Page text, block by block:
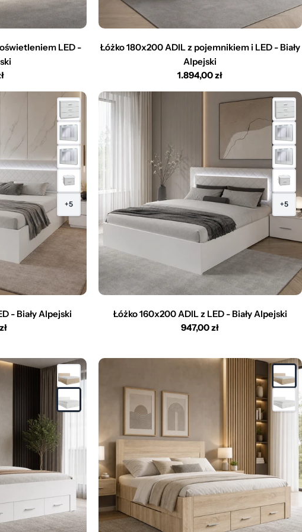
LED -
Łóżko 180x200 ADIL z pojemnikiem i LED - Biały
Alpejski
Cena
1.894,00 zł
+5
- Biały Alpejski
+5
Łóżko 160x200 ADIL z LED - Biały Alpejski
Cena
947,00 zł